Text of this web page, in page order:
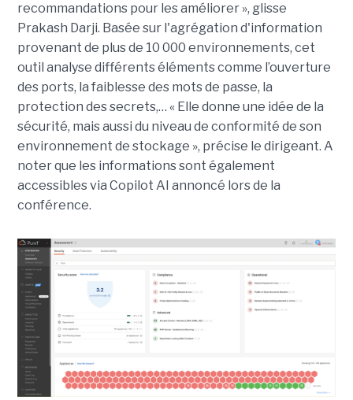
recommandations pour les améliorer », glisse
Prakash Darji. Basée sur l'agrégation d'information
provenant de plus de 10 000 environnements, cet
outil analyse différents éléments comme l’ouverture
des ports, la faiblesse des mots de passe, la
protection des secrets,… « Elle donne une idée de la
sécurité, mais aussi du niveau de conformité de son
environnement de stockage », précise le dirigeant. A
noter que les informations sont également
accessibles via Copilot AI annoncé lors de la
conférence.